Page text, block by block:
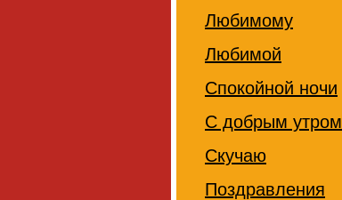
Любимому
Любимой
Спокойной ночи
С добрым утром
Скучаю
Поздравления